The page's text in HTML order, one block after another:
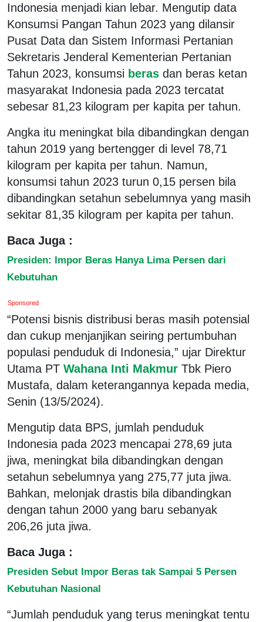
Indonesia menjadi kian lebar. Mengutip data
Konsumsi Pangan Tahun 2023 yang dilansir
Pusat Data dan Sistem Informasi Pertanian
Sekretaris Jenderal Kementerian Pertanian
Tahun 2023, konsumsi beras dan beras ketan
masyarakat Indonesia pada 2023 tercatat
sebesar 81,23 kilogram per kapita per tahun.
Angka itu meningkat bila dibandingkan dengan
tahun 2019 yang bertengger di level 78,71
kilogram per kapita per tahun. Namun,
konsumsi tahun 2023 turun 0,15 persen bila
dibandingkan setahun sebelumnya yang masih
sekitar 81,35 kilogram per kapita per tahun.
Baca Juga :
Presiden: Impor Beras Hanya Lima Persen dari
Kebutuhan
Sponsored
“Potensi bisnis distribusi beras masih potensial
dan cukup menjanjikan seiring pertumbuhan
populasi penduduk di Indonesia,” ujar Direktur
Utama PT Wahana Inti Makmur Tbk Piero
Mustafa, dalam keterangannya kepada media,
Senin (13/5/2024).
Mengutip data BPS, jumlah penduduk
Indonesia pada 2023 mencapai 278,69 juta
jiwa, meningkat bila dibandingkan dengan
setahun sebelumnya yang 275,77 juta jiwa.
Bahkan, melonjak drastis bila dibandingkan
dengan tahun 2000 yang baru sebanyak
206,26 juta jiwa.
Baca Juga :
Presiden Sebut Impor Beras tak Sampai 5 Persen
Kebutuhan Nasional
“Jumlah penduduk yang terus meningkat tentu